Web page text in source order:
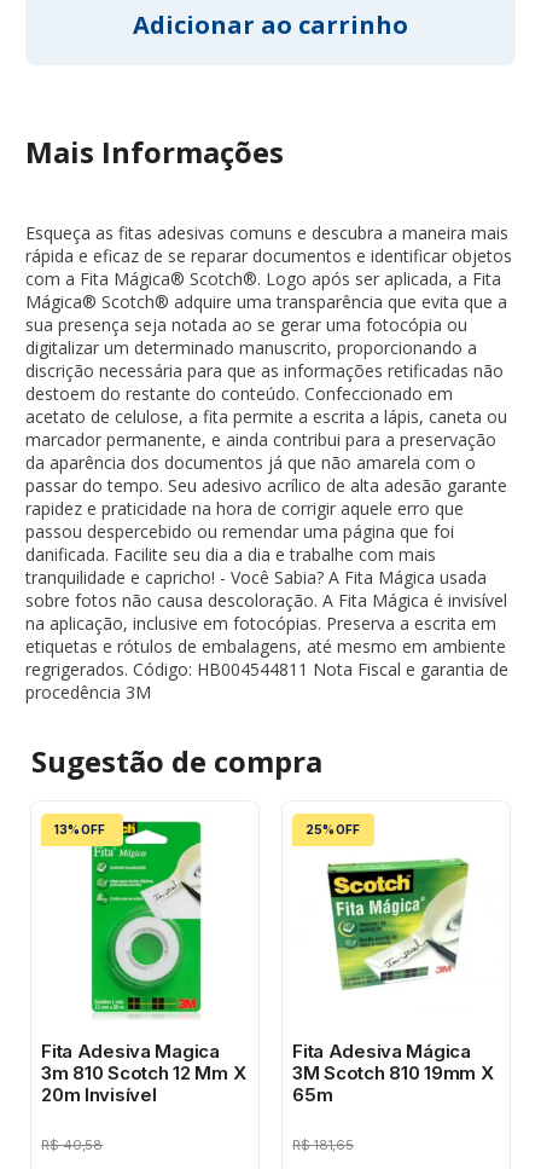
Mais Informações
Esqueça as fitas adesivas comuns e descubra a maneira mais
rápida e eficaz de se reparar documentos e identificar objetos
com a Fita Mágica® Scotch®. Logo após ser aplicada, a Fita
Mágica® Scotch® adquire uma transparência que evita que a
sua presença seja notada ao se gerar uma fotocópia ou
digitalizar um determinado manuscrito, proporcionando a
discrição necessária para que as informações retificadas não
destoem do restante do conteúdo. Confeccionado em
acetato de celulose, a fita permite a escrita a lápis, caneta ou
marcador permanente, e ainda contribui para a preservação
da aparência dos documentos já que não amarela com o
passar do tempo. Seu adesivo acrílico de alta adesão garante
rapidez e praticidade na hora de corrigir aquele erro que
passou despercebido ou remendar uma página que foi
danificada. Facilite seu dia a dia e trabalhe com mais
tranquilidade e capricho! - Você Sabia? A Fita Mágica usada
sobre fotos não causa descoloração. A Fita Mágica é invisível
na aplicação, inclusive em fotocópias. Preserva a escrita em
etiquetas e rótulos de embalagens, até mesmo em ambiente
regrigerados. Código: HB004544811 Nota Fiscal e garantia de
procedência 3M
Sugestão de compra
13% OFF
Fita Adesiva Magica
3m 810 Scotch 12 Mm X
20m Invisível
R$ 40,58
25% OFF
Fita Adesiva Mágica
3M Scotch 810 19mm X
65m
R$ 181,65